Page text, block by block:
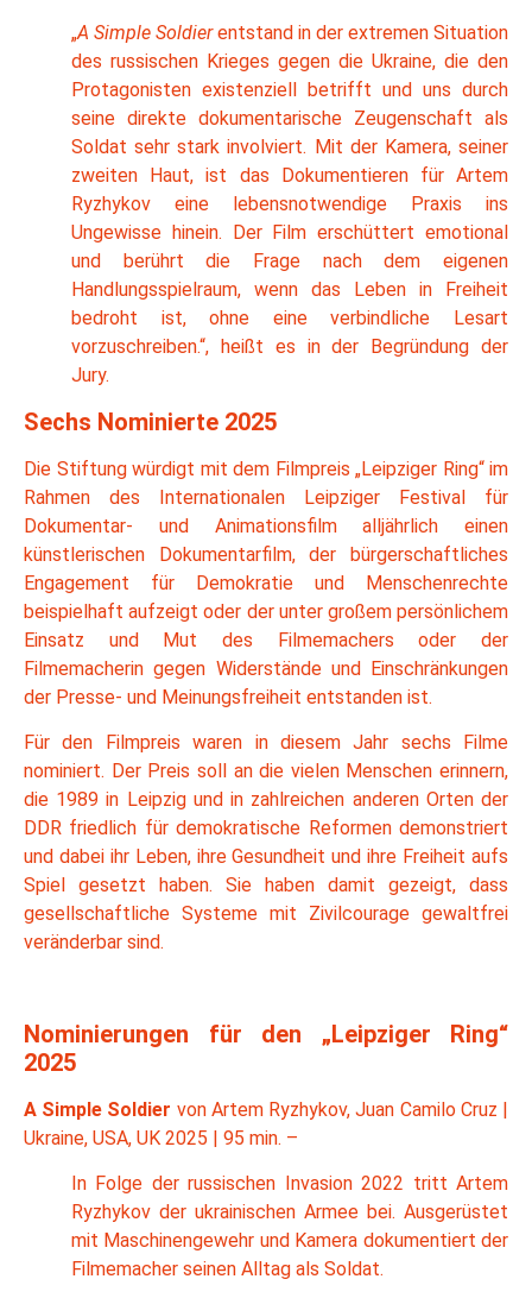
„A Simple Soldierentstand in der extremen Situation
des russischen Krieges gegen die Ukraine, die den
Protagonisten existenziell betrifft und uns durch
seine direkte dokumentarische Zeugenschaft als
Soldat sehr stark involviert. Mit der Kamera, seiner
zweiten Haut, ist das Dokumentieren für Artem
Ryzhykov eine lebensnotwendige Praxis ins
Ungewisse hinein. Der Film erschüttert emotional
und berührt die Frage nach dem eigenen
Handlungsspielraum, wenn das Leben in Freiheit
bedroht ist, ohne eine verbindliche Lesart
vorzuschreiben.“, heißt es in der Begründung der
Jury.
Sechs Nominierte 2025
Die Stiftung würdigt mit dem Filmpreis „Leipziger Ring“ im
Rahmen des Internationalen Leipziger Festival für
Dokumentar- und Animationsfilm alljährlich einen
künstlerischen Dokumentarfilm, der bürgerschaftliches
Engagement für Demokratie und Menschenrechte
beispielhaft aufzeigt oder der unter großem persönlichem
Einsatz und Mut des Filmemachers oder der
Filmemacherin gegen Widerstände und Einschränkungen
der Presse- und Meinungsfreiheit entstanden ist.
Für den Filmpreis waren in diesem Jahr sechs Filme
nominiert. Der Preis soll an die vielen Menschen erinnern,
die 1989 in Leipzig und in zahlreichen anderen Orten der
DDR friedlich für demokratische Reformen demonstriert
und dabei ihr Leben, ihre Gesundheit und ihre Freiheit aufs
Spiel gesetzt haben. Sie haben damit gezeigt, dass
gesellschaftliche Systeme mit Zivilcourage gewaltfrei
veränderbar sind.
Nominierungen für den „Leipziger Ring“
2025
A Simple Soldier von Artem Ryzhykov, Juan Camilo Cruz |
Ukraine, USA, UK 2025 | 95 min. –
In Folge der russischen Invasion 2022 tritt Artem
Ryzhykov der ukrainischen Armee bei. Ausgerüstet
mit Maschinengewehr und Kamera dokumentiert der
Filmemacher seinen Alltag als Soldat.